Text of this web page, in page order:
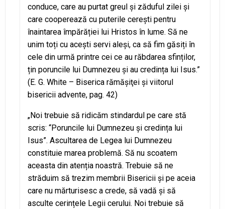
conduce, care au purtat greul și zăduful zilei și
care cooperează cu puterile cerești pentru
înaintarea împărăției lui Hristos în lume. Să ne
unim toți cu acești servi aleși, ca să fim găsiți în
cele din urmă printre cei ce au răbdarea sfinților,
țin poruncile lui Dumnezeu și au credința lui Isus.”
(E. G. White – Biserica rămăşiţei şi viitorul
bisericii advente, pag. 42)
„Noi trebuie să ridicăm stindardul pe care stă
scris: “Poruncile lui Dumnezeu și credința lui
Isus”. Ascultarea de Legea lui Dumnezeu
constituie marea problemă. Să nu scoatem
aceasta din atenția noastră. Trebuie să ne
străduim să trezim membrii Bisericii și pe aceia
care nu mărturisesc a crede, să vadă și să
asculte cerințele Legii cerului. Noi trebuie să